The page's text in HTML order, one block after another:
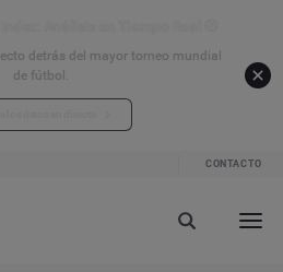
detrás del mayor torneo mundial
de fútbol.
CONTACTO